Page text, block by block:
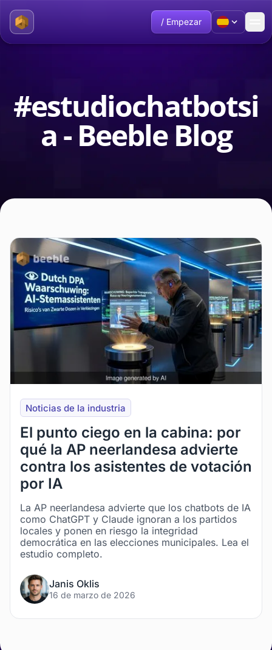
/ Empezar
#estudiochatbotsi
a - Beeble Blog
Noticias de la industria
El punto ciego en la cabina: por
qué la AP neerlandesa advierte
contra los asistentes de votación
por IA
La AP neerlandesa advierte que los chatbots de IA
como ChatGPT y Claude ignoran a los partidos
locales y ponen en riesgo la integridad
democrática en las elecciones municipales. Lea el
estudio completo.
Janis Oklis
16 de marzo de 2026